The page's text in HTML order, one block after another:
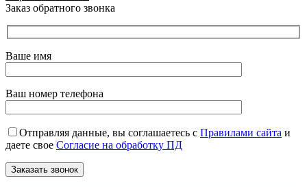
Заказ обратного звонка
Ваше имя
Ваш номер телефона
Отправляя данные, вы соглашаетесь с Правилами сайта и
даете свое Согласие на обработку ПД